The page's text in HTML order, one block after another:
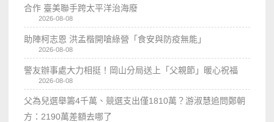
合作 臺美聯手跨太平洋治海廢
2026-08-08
助陣柯志恩 洪孟楷開嗆綠營「食安與防疫無能」
2026-08-08
警友辦事處大力相挺！岡山分局送上「父親節」暖心祝福
2026-08-08
父為兒選舉籌4千萬、競選支出僅1810萬？游淑慧追問鄭朝
方：2190萬差額去哪了